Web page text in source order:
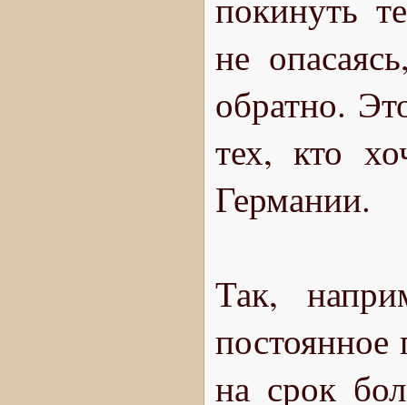
не
обратно.
тех, кто
Германии.
Так,
на срок